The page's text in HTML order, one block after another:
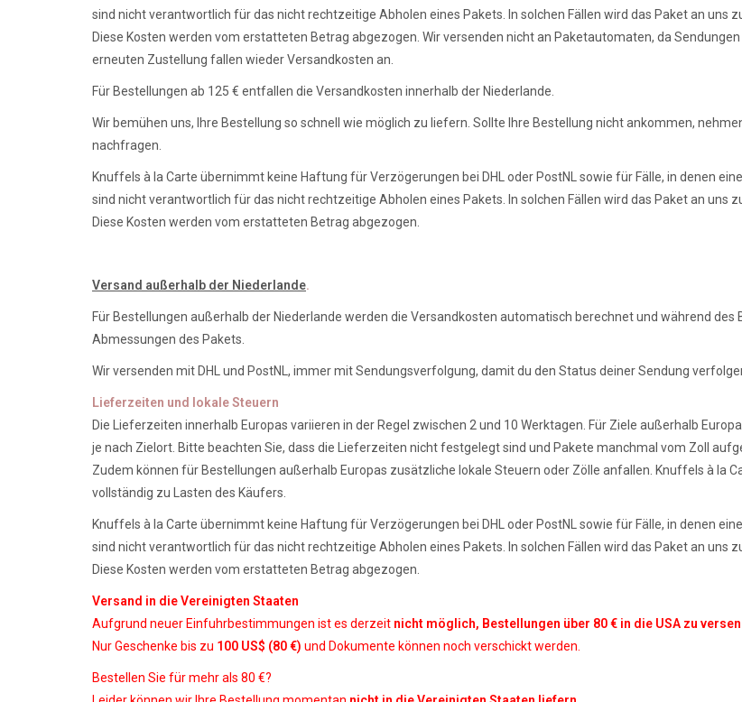
sind nicht verantwortlich für das nicht rechtzeitige Abholen eines Pakets. In solchen Fällen wird das Paket an uns
Diese Kosten werden vom erstatteten Betrag abgezogen. Wir versenden nicht an Paketautomaten, da
erneuten Zustellung fallen wieder Versandkosten an.
Für Bestellungen ab 125 € entfallen die Versandkosten innerhalb der Niederlande.
Wir bemühen uns, Ihre Bestellung so schnell wie möglich zu liefern. Sollte Ihre Bestellung nicht ankommen,
nachfragen.
Knuffels à la Carte übernimmt keine Haftung für Verzögerungen bei DHL oder PostNL sowie für Fälle, in denen
sind nicht verantwortlich für das nicht rechtzeitige Abholen eines Pakets. In solchen Fällen wird das Paket an uns
Diese Kosten werden vom erstatteten Betrag abgezogen.
Versand außerhalb der Niederlande.
Für Bestellungen außerhalb der Niederlande werden die Versandkosten automatisch berechnet und während
Abmessungen des Pakets.
Wir versenden mit DHL und PostNL, immer mit Sendungsverfolgung, damit du den Status deiner Sendung
Lieferzeiten und lokale Steuern
Die Lieferzeiten innerhalb Europas variieren in der Regel zwischen 2 und 10 Werktagen. Für Ziele außerhalb
je nach Zielort. Bitte beachten Sie, dass die Lieferzeiten nicht festgelegt sind und Pakete manchmal vom Zoll
Zudem können für Bestellungen außerhalb Europas zusätzliche lokale Steuern oder Zölle anfallen. Knuffels à la
vollständig zu Lasten des Käufers.
Knuffels à la Carte übernimmt keine Haftung für Verzögerungen bei DHL oder PostNL sowie für Fälle, in denen
sind nicht verantwortlich für das nicht rechtzeitige Abholen eines Pakets. In solchen Fällen wird das Paket an uns
Diese Kosten werden vom erstatteten Betrag abgezogen.
Versand in die Vereinigten Staaten
Aufgrund neuer Einfuhrbestimmungen ist es derzeit nicht möglich, Bestellungen über 80 € in die USA zu
Nur Geschenke bis zu 100 US$ (80 €) und Dokumente können noch verschickt werden.
Bestellen Sie für mehr als 80 €?